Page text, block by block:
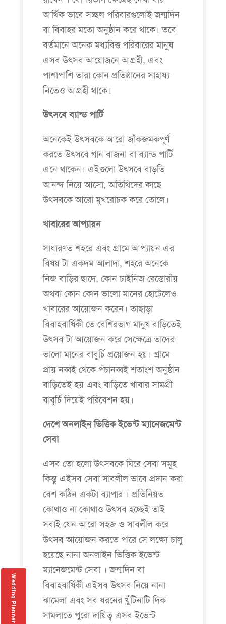
আর্থিক ভাবে সচ্ছল পরিবারগুলোই জন্মদিন
বা বিবাহর মতো অনুষ্ঠান করে থাকে। তবে
বর্তমানে অনেক মধ্যবিত্ত পরিবারের মানুষ
এসব উৎসব আয়োজনে আগ্রহী, এবং
পাশাপাশি তারা কোন প্রতিষ্ঠানের সাহায্য
নিতেও আগ্রহী থাকে।
উৎসবে ব্যান্ড পার্টি
অনেকেই উৎসবকে আরো জাঁকজমকপূর্ণ
করতে উৎসবে গান বাজনা বা ব্যান্ড পার্টি
এনে থাকেন। এইগুলো উৎসবে বাড়তি
আনন্দ নিয়ে আসো, অতিথিদের কাছে
উৎসবকে আরো মুখরোচক করে তোলে।
খাবারের আপ্যায়ন
সাধারণত শহরে এবং গ্রামে আপ্যায়ন এর
বিষয় টা একদম আলাদা, শহরে অনেকে
নিজ বাড়ির ছাদে, কোন চাইনিজ রেস্তোরাঁয়
অথবা কোন কোন ভালো মানের হোটেলেও
খাবারের আয়োজন করেন। তাছাড়া
বিবাহবার্ষিকী তে বেশিরভাগ মানুষ বাড়িতেই
উৎসব টা আয়োজন করে সেক্ষেত্রে তাদের
ভালো মানের বাবুর্চি প্রয়োজন হয়। গ্রামে
প্রায় নব্বই থেকে পঁচানব্বই শতাংশ অনুষ্ঠান
বাড়িতেই হয় এবং বাড়িতে খাবার সামগ্রী
বাবুর্চি দিয়েই পরিবেশন হয়।
দেশে অনলাইন ভিত্তিক ইভেন্ট ম্যানেজমেন্ট
সেবা
এসব তো হলো উৎসবকে ঘিরে সেবা সমূহ
কিন্তু এইসব সেবা সাবলীল ভাবে প্রদান করা
বেশ কঠিন একটা ব্যাপার । প্রতিনিয়ত
কোথাও না কোথাও উৎসব হচ্ছেই তাই
সবাই যেন আরো সহজ ও সাবলীল করে
উৎসব আয়োজন করতে পারে সে লক্ষ্যে চালু
হয়েছে নানা অনলাইন ভিত্তিক ইভেন্ট
ম্যানেজমেন্ট সেবা । জন্মদিন বা
বিবাহবার্ষিকী এইসব উৎসব নিয়ে নানা
ঝামেলা এবং সব ধরনের খুঁটিনাটি দিক
সামলাতে পুরো দায়িত্ব এসব ইভেন্ট
Wedding Planner